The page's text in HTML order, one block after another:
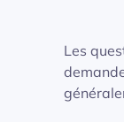
Les